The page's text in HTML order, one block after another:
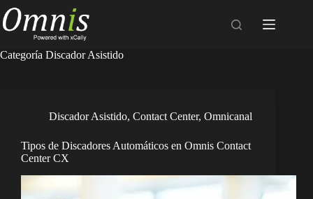
Saltar
al
contenido
Categoría Discador Asistido
Discador Asistido, Contact Center, Omnicanal
Tipos de Discadores Automáticos en Omnis Contact
Center CX